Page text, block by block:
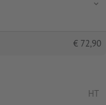
€ 72,90
HT